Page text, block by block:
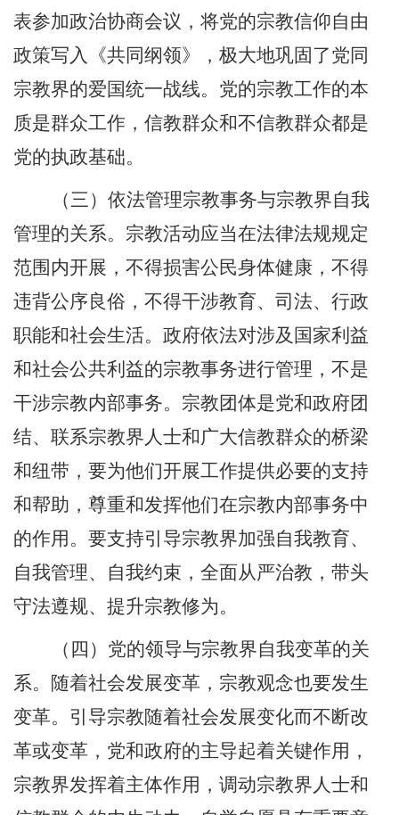
表参加政治协商会议，将党的宗教信仰自由
政策写入《共同纲领》，极大地巩固了党同
宗教界的爱国统一战线。党的宗教工作的本
质是群众工作，信教群众和不信教群众都是
党的执政基础。
（三）依法管理宗教事务与宗教界自我
管理的关系。宗教活动应当在法律法规规定
范围内开展，不得损害公民身体健康，不得
违背公序良俗，不得干涉教育、司法、行政
职能和社会生活。政府依法对涉及国家利益
和社会公共利益的宗教事务进行管理，不是
干涉宗教内部事务。宗教团体是党和政府团
结、联系宗教界人士和广大信教群众的桥梁
和纽带，要为他们开展工作提供必要的支持
和帮助，尊重和发挥他们在宗教内部事务中
的作用。要支持引导宗教界加强自我教育、
自我管理、自我约束，全面从严治教，带头
守法遵规、提升宗教修为。
（四）党的领导与宗教界自我变革的关
系。随着社会发展变革，宗教观念也要发生
变革。引导宗教随着社会发展变化而不断改
革或变革，党和政府的主导起着关键作用，
宗教界发挥着主体作用，调动宗教界人士和